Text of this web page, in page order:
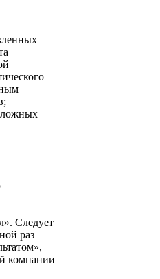
ложных
Следует
раз
компании